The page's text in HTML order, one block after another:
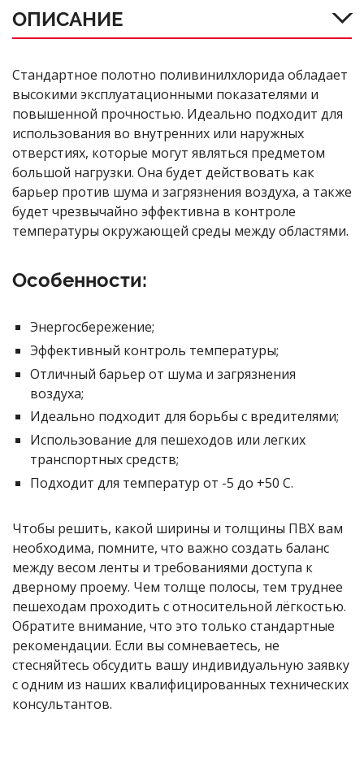
ОПИСАНИЕ
Стандартное полотно поливинилхлорида обладает
высокими эксплуатационными показателями и
повышенной прочностью. Идеально подходит для
использования во внутренних или наружных
отверстиях, которые могут являться предметом
большой нагрузки. Она будет действовать как
барьер против шума и загрязнения воздуха, а также
будет чрезвычайно эффективна в контроле
температуры окружающей среды между областями.
Особенности:
Энергосбережение;
Эффективный контроль температуры;
Отличный барьер от шума и загрязнения
воздуха;
Идеально подходит для борьбы с вредителями;
Использование для пешеходов или легких
транспортных средств;
Подходит для температур от -5 до +50 С.
Чтобы решить, какой ширины и толщины ПВХ вам
необходима, помните, что важно создать баланс
между весом ленты и требованиями доступа к
дверному проему. Чем толще полосы, тем труднее
пешеходам проходить с относительной лёгкостью.
Обратите внимание, что это только стандартные
рекомендации. Если вы сомневаетесь, не
стесняйтесь обсудить вашу индивидуальную заявку
с одним из наших квалифицированных технических
консультантов.